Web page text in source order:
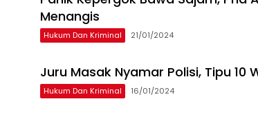
Menangis
Hukum Dan Kriminal 21/01/2024
Juru Masak Nyamar Polisi, Tipu 10
Hukum Dan Kriminal 16/01/2024